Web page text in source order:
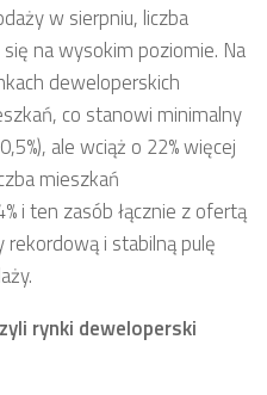
w sierpniu, liczba
na wysokim poziomie. Na
deweloperskich
co stanowi minimalny
ale wciąż o 22% więcej
mieszkań
i ten zasób łącznie z ofertą
i stabilną pulę
rynki deweloperski